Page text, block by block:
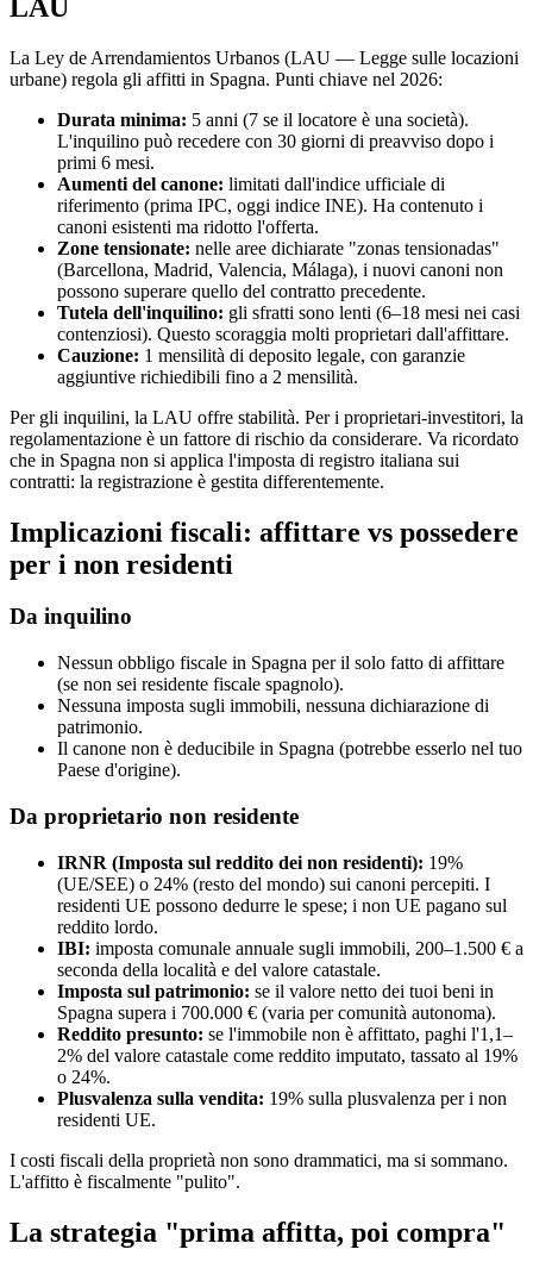
LAU
La Ley de Arrendamientos Urbanos (LAU — Legge sulle locazioni
urbane) regola gli affitti in Spagna. Punti chiave nel 2026:
Durata minima: 5 anni (7 se il locatore è una società).
L'inquilino può recedere con 30 giorni di preavviso dopo i
primi 6 mesi.
Aumenti del canone: limitati dall'indice ufficiale di
riferimento (prima IPC, oggi indice INE). Ha contenuto i
canoni esistenti ma ridotto l'offerta.
Zone tensionate: nelle aree dichiarate "zonas tensionadas"
(Barcellona, Madrid, Valencia, Málaga), i nuovi canoni non
possono superare quello del contratto precedente.
Tutela dell'inquilino: gli sfratti sono lenti (6–18 mesi nei casi
contenziosi). Questo scoraggia molti proprietari dall'affittare.
Cauzione: 1 mensilità di deposito legale, con garanzie
aggiuntive richiedibili fino a 2 mensilità.
Per gli inquilini, la LAU offre stabilità. Per i proprietari-investitori, la
regolamentazione è un fattore di rischio da considerare. Va ricordato
che in Spagna non si applica l'imposta di registro italiana sui
contratti: la registrazione è gestita differentemente.
Implicazioni fiscali: affittare vs possedere
per i non residenti
Da inquilino
Nessun obbligo fiscale in Spagna per il solo fatto di affittare
(se non sei residente fiscale spagnolo).
Nessuna imposta sugli immobili, nessuna dichiarazione di
patrimonio.
Il canone non è deducibile in Spagna (potrebbe esserlo nel tuo
Paese d'origine).
Da proprietario non residente
IRNR (Imposta sul reddito dei non residenti): 19%
(UE/SEE) o 24% (resto del mondo) sui canoni percepiti. I
residenti UE possono dedurre le spese; i non UE pagano sul
reddito lordo.
IBI: imposta comunale annuale sugli immobili, 200–1.500 € a
seconda della località e del valore catastale.
Imposta sul patrimonio: se il valore netto dei tuoi beni in
Spagna supera i 700.000 € (varia per comunità autonoma).
Reddito presunto: se l'immobile non è affittato, paghi l'1,1–
2% del valore catastale come reddito imputato, tassato al 19%
o 24%.
Plusvalenza sulla vendita: 19% sulla plusvalenza per i non
residenti UE.
I costi fiscali della proprietà non sono drammatici, ma si sommano.
L'affitto è fiscalmente "pulito".
La strategia "prima affitta, poi compra"